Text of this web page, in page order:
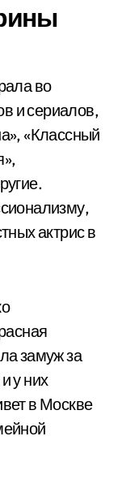
во
и сериалов,
«Классный
актрис в
замуж за
у них
в Москве